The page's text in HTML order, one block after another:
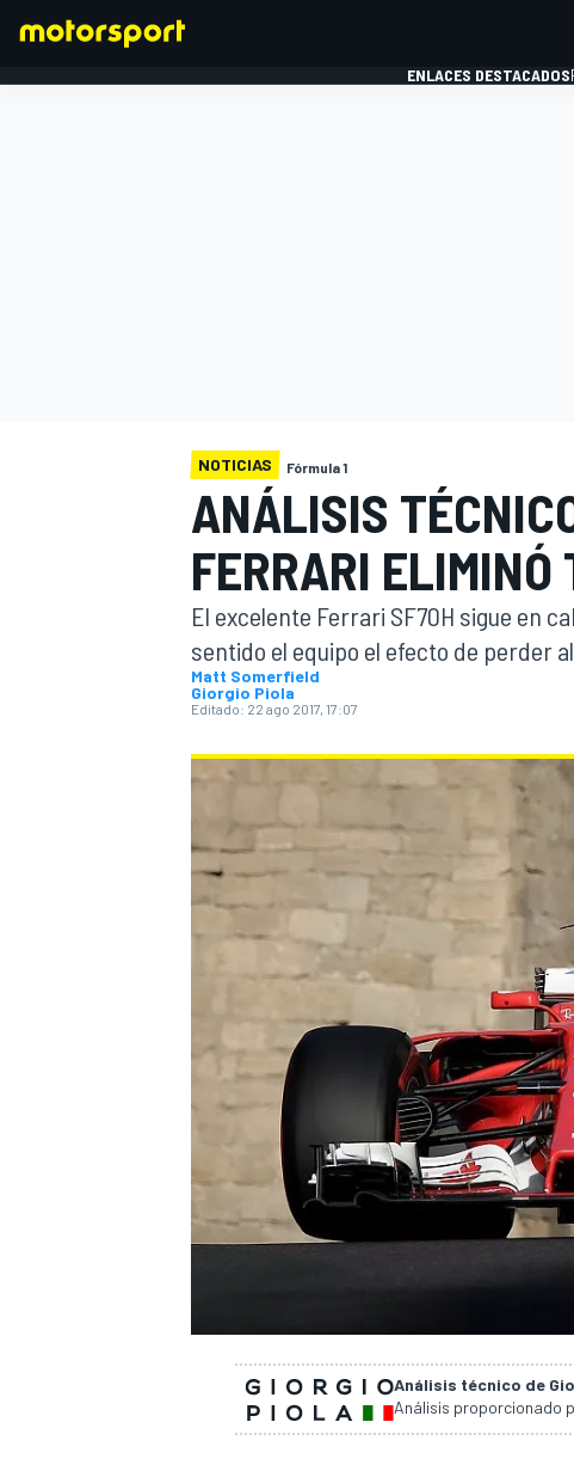
FÓRMULA E
ENLACES DESTACADOS
NOTICIAS Fórmula 1
ANÁLISIS
FERRARI ELIMINÓ
El excelente Ferrari SF70H sigue en
sentido el equipo el efecto de perder
Matt Somerfield
Giorgio Piola
Editado: 22 ago 2017, 17:07
Análisis técnico de
Análisis proporcionado